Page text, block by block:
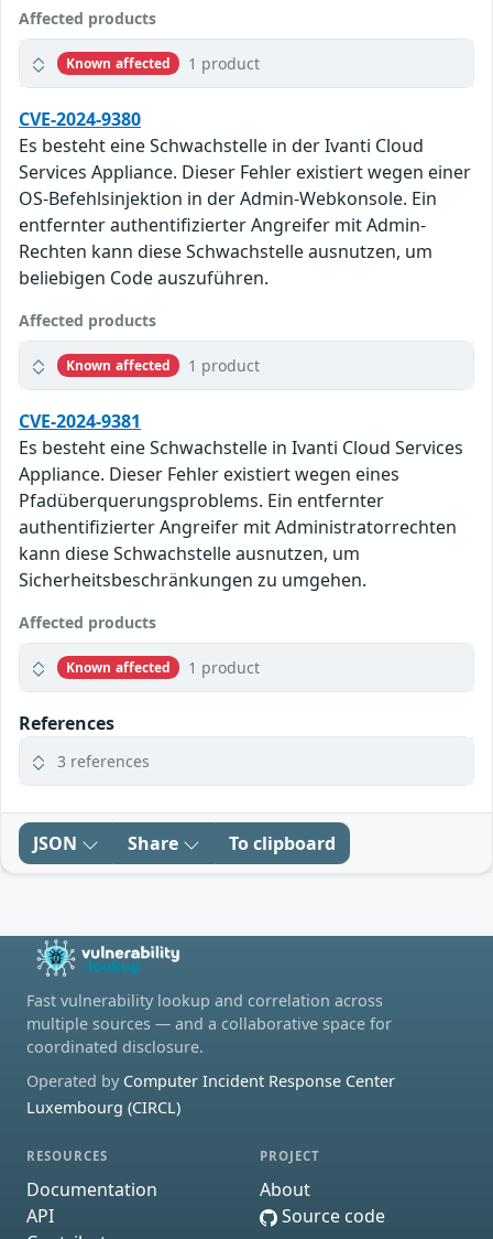
Affected products
Known affected 1 product
CVE-2024-9380
Es besteht eine Schwachstelle in der Ivanti Cloud
Services Appliance. Dieser Fehler existiert wegen einer
OS-Befehlsinjektion in der Admin-Webkonsole. Ein
entfernter authentifizierter Angreifer mit Admin-
Rechten kann diese Schwachstelle ausnutzen, um
beliebigen Code auszuführen.
Affected products
Known affected 1 product
CVE-2024-9381
Es besteht eine Schwachstelle in Ivanti Cloud Services
Appliance. Dieser Fehler existiert wegen eines
Pfadüberquerungsproblems. Ein entfernter
authentifizierter Angreifer mit Administratorrechten
kann diese Schwachstelle ausnutzen, um
Sicherheitsbeschränkungen zu umgehen.
Affected products
Known affected 1 product
References
3 references
JSON Share To clipboard
Fast vulnerability lookup and correlation across
multiple sources — and a collaborative space for
coordinated disclosure.
Operated by Computer Incident Response Center
Luxembourg (CIRCL)
RESOURCES
Documentation
API
PROJECT
About
Source code